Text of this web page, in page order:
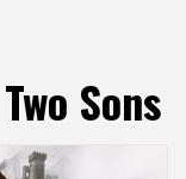
Sons